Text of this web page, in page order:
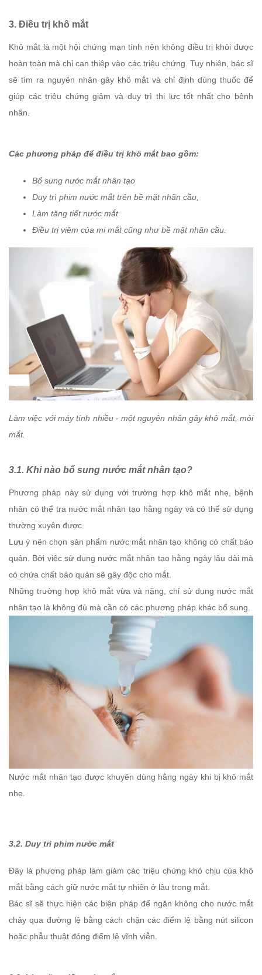
3. Điều trị khô mắt
Khô mắt là một hội chứng mạn tính nên không điều trị khỏi được
hoàn toàn mà chỉ can thiệp vào các triệu chứng. Tuy nhiên, bác sĩ
sẽ tìm ra nguyên nhân gây khô mắt và chỉ định dùng thuốc để
giúp các triệu chứng giảm và duy trì thị lực tốt nhất cho bệnh
nhân.
Các phương pháp để điều trị khô mắt bao gồm:
Bổ sung nước mắt nhân tạo
Duy trì phim nước mắt trên bề mặt nhãn cầu,
Làm tăng tiết nước mắt
Điều trị viêm của mi mắt cũng như bề mặt nhãn cầu.
Làm việc với máy tính nhiều - một nguyên nhân gây khô mắt, mỏi
mắt.
3.1. Khi nào bổ sung nước mắt nhân tạo?
Phương pháp này sử dụng với trường hợp khô mắt nhẹ, bệnh
nhân có thể tra nước mắt nhân tạo hằng ngày và có thể sử dụng
thường xuyên được.
Lưu ý nên chọn sản phẩm nước mắt nhân tạo không có chất bảo
quản. Bởi việc sử dụng nước mắt nhân tạo hằng ngày lâu dài mà
có chứa chất bảo quản sẽ gây độc cho mắt.
Những trường hợp khô mắt vừa và nặng, chỉ sử dụng nước mắt
nhân tạo là không đủ mà cần có các phương pháp khác bổ sung.
Nước mắt nhân tạo được khuyên dùng hằng ngày khi bị khô mắt
nhẹ.
3.2. Duy trì phim nước mắt
Đây là phương pháp làm giảm các triệu chứng khó chịu của khô
mắt bằng cách giữ nước mắt tự nhiên ở lâu trong mắt.
Bác sĩ sẽ thực hiện các biện pháp để ngăn không cho nước mắt
chảy qua đường lệ bằng cách chặn các điểm lệ bằng nút silicon
hoặc phẫu thuật đóng điểm lệ vĩnh viễn.